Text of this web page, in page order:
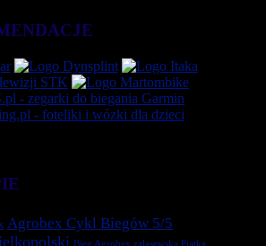
Agrobex Cykl Biegów 5/5
Bieg Agrobex zalasewska Piątka